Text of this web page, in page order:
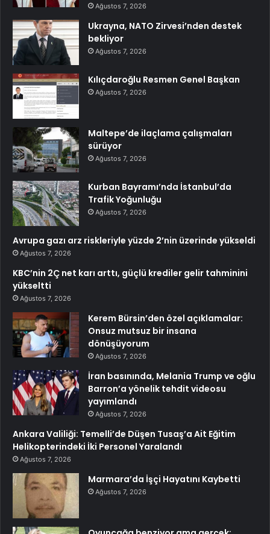
Ağustos 7, 2026
Ukrayna, NATO Zirvesi’nden destek
bekliyor
Ağustos 7, 2026
Kılıçdaroğlu Resmen Genel Başkan
Ağustos 7, 2026
Maltepe’de ilaçlama çalışmaları
sürüyor
Ağustos 7, 2026
Kurban Bayramı’nda İstanbul’da
Trafik Yoğunluğu
Ağustos 7, 2026
Avrupa gazı arz riskleriyle yüzde 2’nin üzerinde yükseldi
Ağustos 7, 2026
KBC’nin 2Ç net karı arttı, güçlü krediler gelir tahminini
yükseltti
Ağustos 7, 2026
Kerem Bürsin’den özel açıklamalar:
Onsuz mutsuz bir insana
dönüşüyorum
Ağustos 7, 2026
İran basınında, Melania Trump ve oğlu
Barron’a yönelik tehdit videosu
yayımlandı
Ağustos 7, 2026
Ankara Valiliği: Temelli’de Düşen Tusaş’a Ait Eğitim
Helikopterindeki İki Personel Yaralandı
Ağustos 7, 2026
Marmara’da İşçi Hayatını Kaybetti
Ağustos 7, 2026